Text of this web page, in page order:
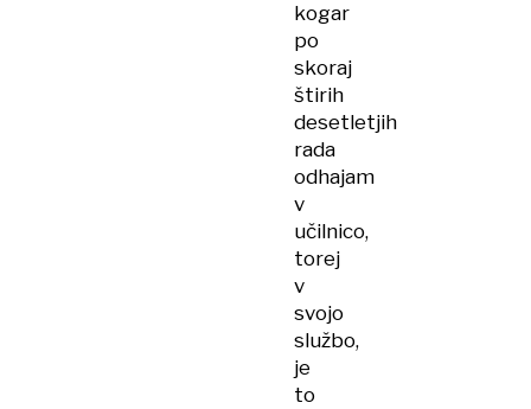
kogar
po
skoraj
štirih
desetletjih
rada
odhajam
v
učilnico,
torej
v
svojo
službo,
je
to